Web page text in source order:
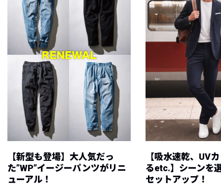
【新型も登場】大人気だっ
た”WP”イージーパンツがリニ
ューアル！
【吸水速乾、UV
るetc.】シーンを
セットアップ！